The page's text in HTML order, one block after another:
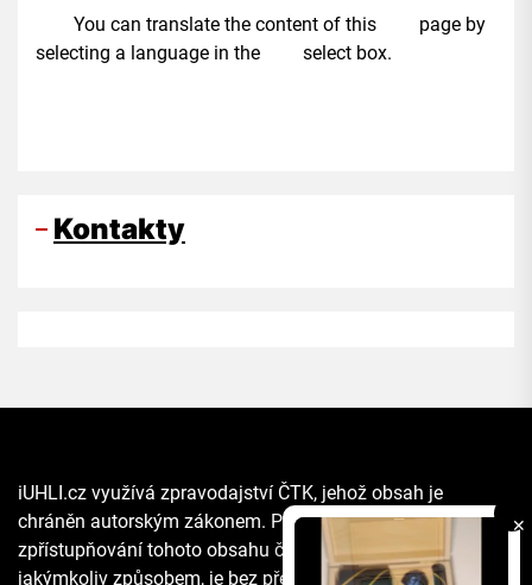
You can translate the content of this page by
selecting a language in the select box.
Kontakty
✕
iUHLI.cz využívá zpravodajství ČTK, jehož obsah je
chráněn autorským zákonem. Přepis, šíření či další
zpřístupňování tohoto obsahu či jeho části veřejnosti, a to
jakýmkoliv způsobem, je bez předchozího souhlasu ČTK